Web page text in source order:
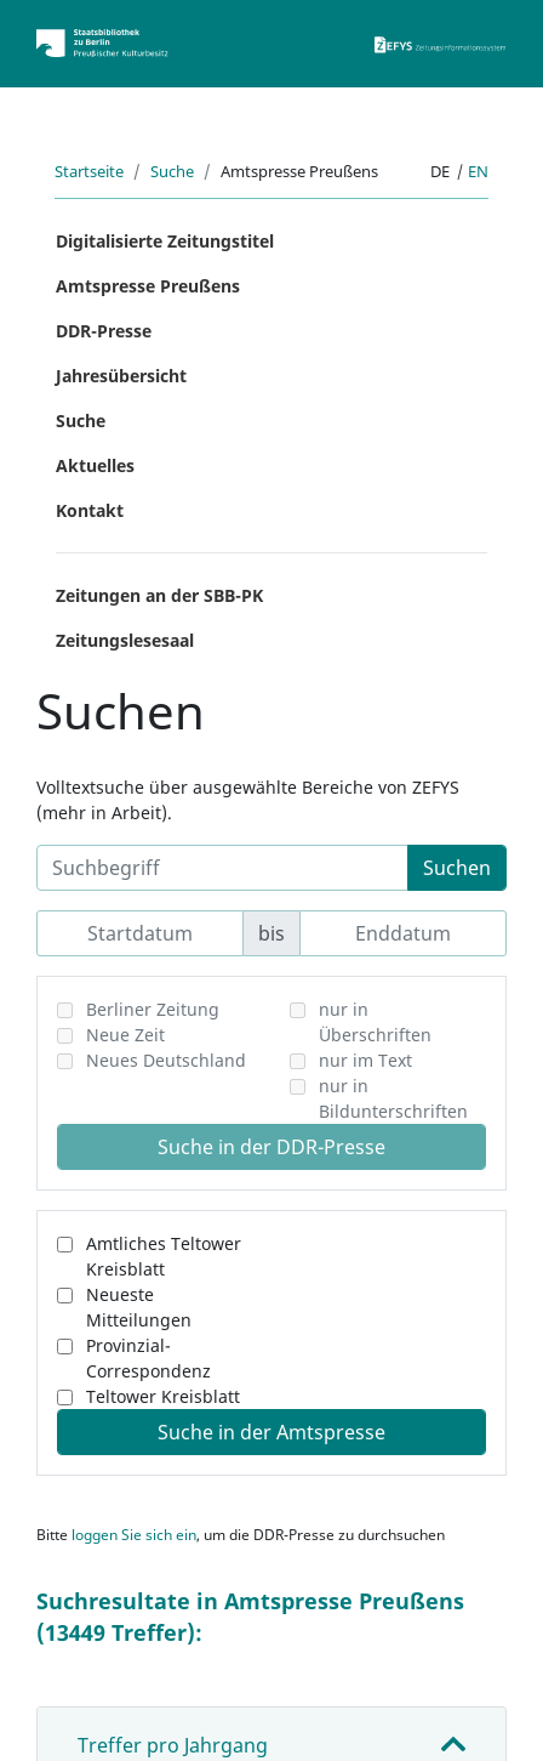
Startseite Suche Amtspresse Preußens DE | EN
Digitalisierte Zeitungstitel
Amtspresse Preußens
DDR-Presse
Jahresübersicht
Suche
Aktuelles
Kontakt
Zeitungen an der SBB-PK
Zeitungslesesaal
Suchen
Volltextsuche über ausgewählte Bereiche von ZEFYS
(mehr in Arbeit).
Suchen
bis
Berliner Zeitung
Neue Zeit
Neues Deutschland
nur in
Überschriften
nur im Text
nur in
Bildunterschriften
Suche in der DDR-Presse
Amtliches Teltower
Kreisblatt
Neueste
Mitteilungen
Provinzial-
Correspondenz
Teltower Kreisblatt
Suche in der Amtspresse
Bitte loggen Sie sich ein, um die DDR-Presse zu durchsuchen
Suchresultate in Amtspresse Preußens
(13449 Treffer):
Treffer pro Jahrgang